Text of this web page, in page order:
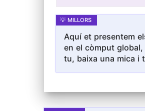
l'exercici.
Aquí et presentem
en el còmput
tu, baixa una mica i